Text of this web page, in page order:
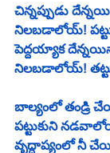
చిన్నప్పుడు
నిలబడాలోయ్!
పెద్దయ్యాక
నిలబడాలోయ్!
బాల్యంలో తండ్రి
పట్టుకుని
వృద్ధాప్యంలో నీ